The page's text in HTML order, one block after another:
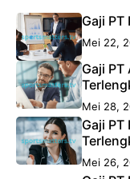
Gaji PT
Mei 22,
Gaji PT
Mei 28,
Gaji PT
Mei 26,